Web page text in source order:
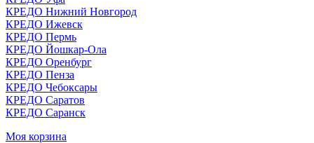
КРЕДО Нижний Новгород
КРЕДО Ижевск
КРЕДО Пермь
КРЕДО Йошкар-Ола
КРЕДО Оренбург
КРЕДО Пенза
КРЕДО Чебоксары
КРЕДО Саратов
КРЕДО Саранск
Моя корзина